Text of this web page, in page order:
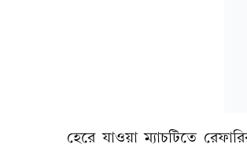
হেরে যাওয়া ম্যাচটিতে